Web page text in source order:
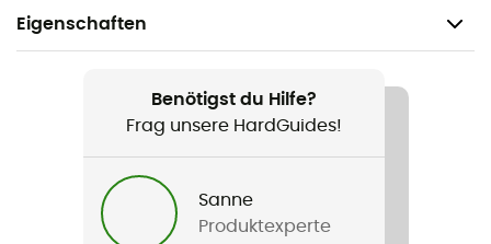
Eigenschaften
Wandern / BergsteigenBenötigst du Hilfe?
Frag unsere HardGuides!
Sanne
Produktexperte